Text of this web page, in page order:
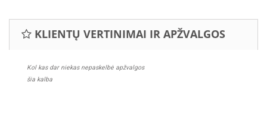
KLIENTŲ VERTINIMAI IR APŽVALGOS
Kol kas dar niekas nepaskelbė apžvalgos
šia kalba